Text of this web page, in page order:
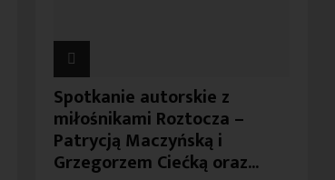
Spotkanie autorskie z
miłośnikami Roztocza –
Patrycją Maczyńską i
Grzegorzem Ciećką oraz...